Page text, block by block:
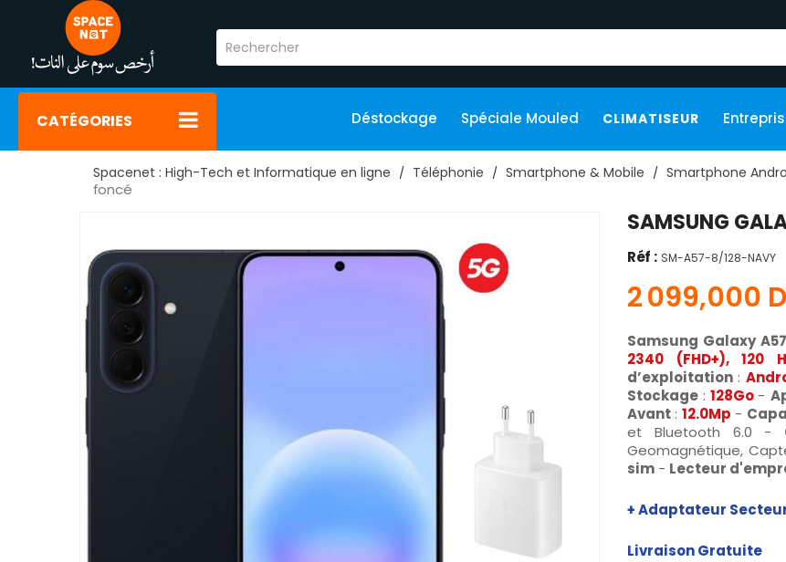
CATÉGORIES Déstockage Spéciale Mouled CLIMATISEUR
Spacenet : High-Tech et Informatique en ligne Téléphonie Smartphone & Mobile Smartphone
foncé
SAMSUNG
Réf : SM-A57-8/128-NAVY
2 099,000
Samsung Galaxy
2340 (FHD+), 120
d’exploitation :
Stockage :128Go -
Avant : 12.0Mp -
et Bluetooth 6.0 -
Geomagnétique,
sim - Lecteur
+ Adaptateur
Livraison Gratuite